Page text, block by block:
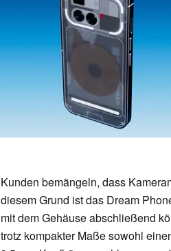
Kunden bemängeln, dass
diesem Grund ist das Dream
mit dem Gehäuse abschließend
trotz kompakter Maße sowohl